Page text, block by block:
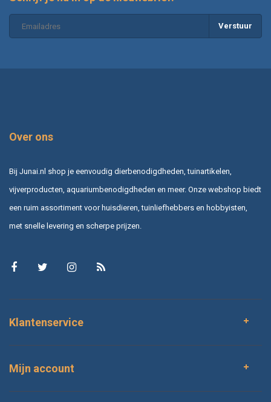
Verstuur
Over ons
Bij Junai.nl shop je eenvoudig dierbenodigdheden, tuinartikelen,
vijverproducten, aquariumbenodigdheden en meer. Onze webshop biedt
een ruim assortiment voor huisdieren, tuinliefhebbers en hobbyisten,
met snelle levering en scherpe prijzen.
Klantenservice
Mijn account